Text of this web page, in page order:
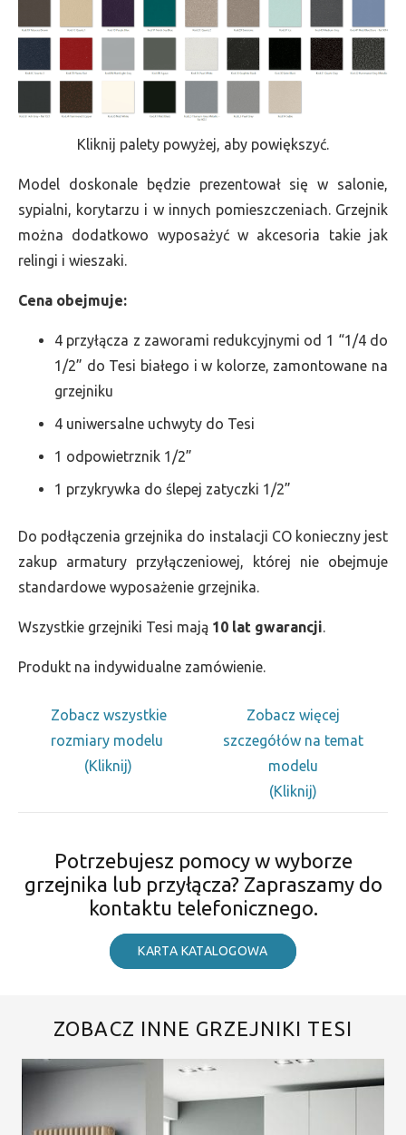
Kliknij palety powyżej, aby powiększyć.
Model doskonale będzie prezentował się w salonie,
sypialni, korytarzu i w innych pomieszczeniach. Grzejnik
można dodatkowo wyposażyć w akcesoria takie jak
relingi i wieszaki.
Cena obejmuje:
4 przyłącza z zaworami redukcyjnymi od 1 “1/4 do
1/2” do Tesi białego i w kolorze, zamontowane na
grzejniku
4 uniwersalne uchwyty do Tesi
1 odpowietrznik 1/2”
1 przykrywka do ślepej zatyczki 1/2”
Do podłączenia grzejnika do instalacji CO konieczny jest
zakup armatury przyłączeniowej, której nie obejmuje
standardowe wyposażenie grzejnika.
Wszystkie grzejniki Tesi mają 10 lat gwarancji.
Produkt na indywidualne zamówienie.
Zobacz wszystkie
rozmiary modelu
(Kliknij)
Zobacz więcej
szczegółów na temat
modelu
(Kliknij)
Potrzebujesz pomocy w wyborze
grzejnika lub przyłącza? Zapraszamy do
kontaktu telefonicznego.
KARTA KATALOGOWA
ZOBACZ INNE GRZEJNIKI TESI